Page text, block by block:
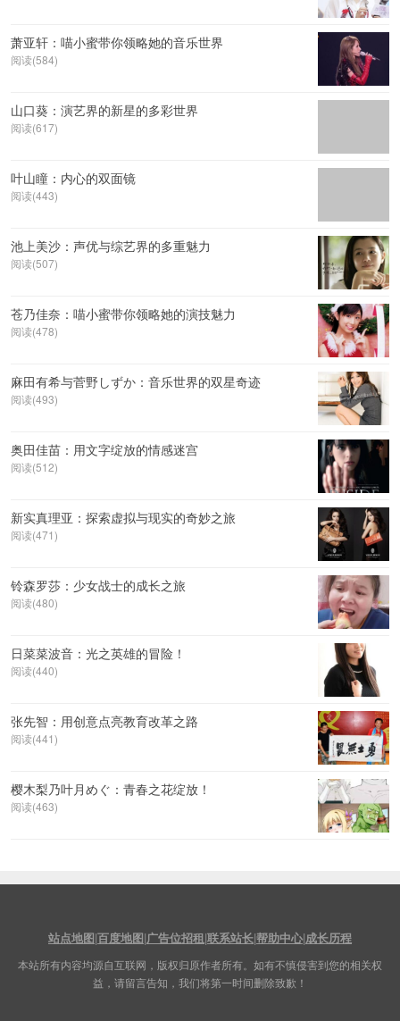
萧亚轩：喵小蜜带你领略她的音乐世界
阅读(584)
山口葵：演艺界的新星的多彩世界
阅读(617)
叶山瞳：内心的双面镜
阅读(443)
池上美沙：声优与综艺界的多重魅力
阅读(507)
苍乃佳奈：喵小蜜带你领略她的演技魅力
阅读(478)
麻田有希与菅野しずか：音乐世界的双星奇迹
阅读(493)
奥田佳苗：用文字绽放的情感迷宫
阅读(512)
新实真理亚：探索虚拟与现实的奇妙之旅
阅读(471)
铃森罗莎：少女战士的成长之旅
阅读(480)
日菜菜波音：光之英雄的冒险！
阅读(440)
张先智：用创意点亮教育改革之路
阅读(441)
樱木梨乃叶月めぐ：青春之花绽放！
阅读(463)
站点地图|百度地图|广告位招租|联系站长|帮助中心|成长历程
本站所有内容均源自互联网，版权归原作者所有。如有不慎侵害到您的相关权
益，请留言告知，我们将第一时间删除致歉！